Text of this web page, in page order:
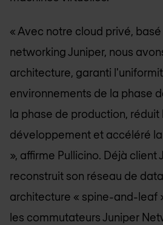
« Avec notre cloud privé,
networking Juniper, nous
architecture, garanti
environnements de la phase
la phase de production, réduit
développement et accéléré
», affirme Pullicino. Déjà client
reconstruit son réseau de
architecture « spine-and-leaf
les commutateurs Juniper